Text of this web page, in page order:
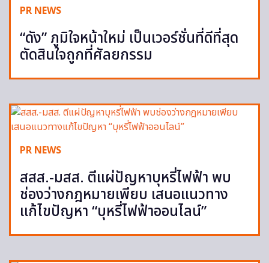
PR NEWS
“ดัง” ภูมิใจหน้าใหม่ เป็นเวอร์ชั่นที่ดีที่สุด
ตัดสินใจถูกที่ศัลยกรรม
PR NEWS
สสส.-มสส. ตีแผ่ปัญหาบุหรี่ไฟฟ้า พบ
ช่องว่างกฎหมายเพียบ เสนอแนวทาง
แก้ไขปัญหา “บุหรี่ไฟฟ้าออนไลน์”